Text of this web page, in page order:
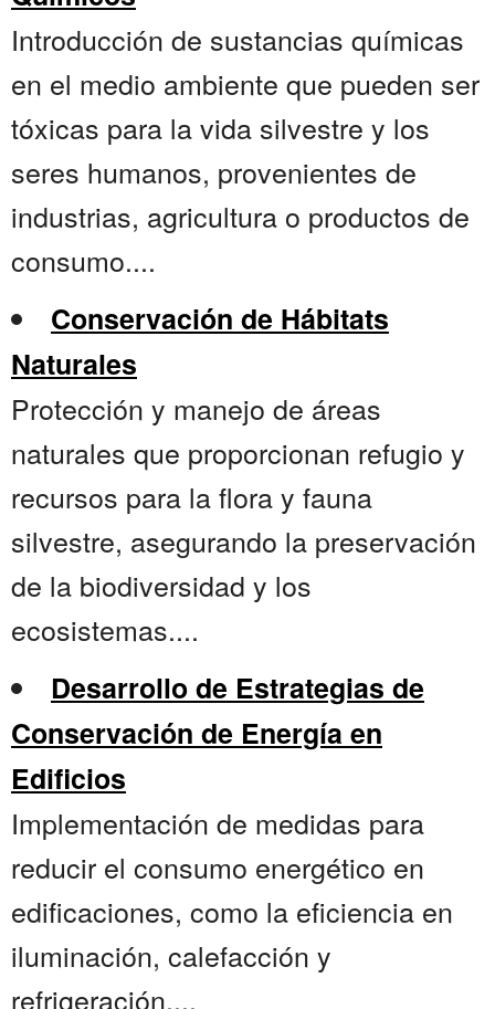
Introducción de sustancias químicas
en el medio ambiente que pueden ser
tóxicas para la vida silvestre y los
seres humanos, provenientes de
industrias, agricultura o productos de
consumo....
Conservación de Hábitats
Naturales
Protección y manejo de áreas
naturales que proporcionan refugio y
recursos para la flora y fauna
silvestre, asegurando la preservación
de la biodiversidad y los
ecosistemas....
Desarrollo de Estrategias de
Conservación de Energía en
Edificios
Implementación de medidas para
reducir el consumo energético en
edificaciones, como la eficiencia en
iluminación, calefacción y
refrigeración....